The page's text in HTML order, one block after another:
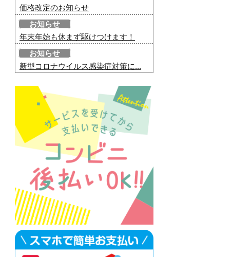
価格改定のお知らせ
お知らせ
年末年始も休まず駆けつけます！
お知らせ
新型コロナウイルス感染症対策に...